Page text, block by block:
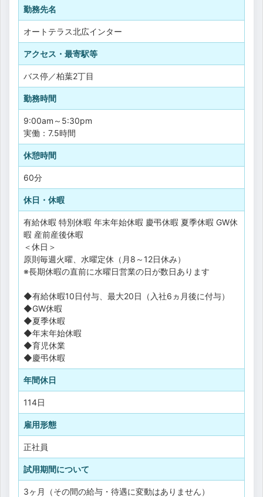
勤務先名
オートテラス北広インター
アクセス・最寄駅等
バス停／柏葉2丁目
勤務時間
9:00am～5:30pm
実働：7.5時間
休憩時間
60分
休日・休暇
有給休暇 特別休暇 年末年始休暇 慶弔休暇 夏季休暇 GW休
暇 産前産後休暇
＜休日＞
原則毎週火曜、水曜定休（月8～12日休み）
※長期休暇の直前に水曜日営業の日が数日あります
◆有給休暇10日付与、最大20日（入社6ヵ月後に付与）
◆GW休暇
◆夏季休暇
◆年末年始休暇
◆育児休業
◆慶弔休暇
年間休日
114日
雇用形態
正社員
試用期間について
3ヶ月（その間の給与・待遇に変動はありません）